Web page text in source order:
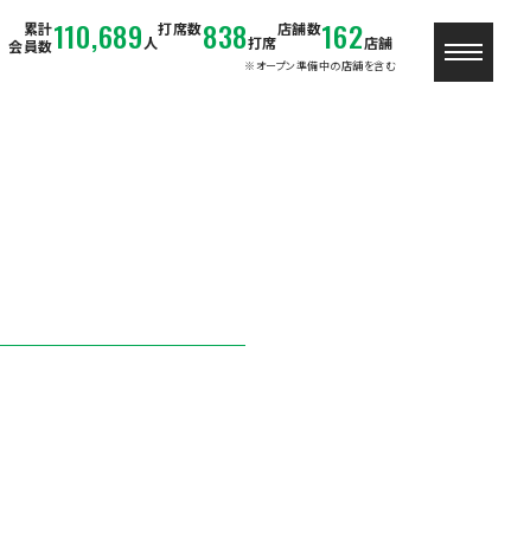
累計
会員数110,689 人
打席数838打席
店舗数162店舗
※オープン準備中の店舗を含む